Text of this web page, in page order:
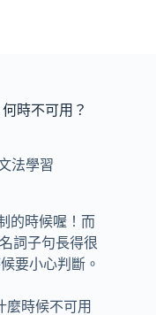
時不可用？
法學習
的時候喔！而
詞子句長得很
要小心判斷。
麼時候不可用